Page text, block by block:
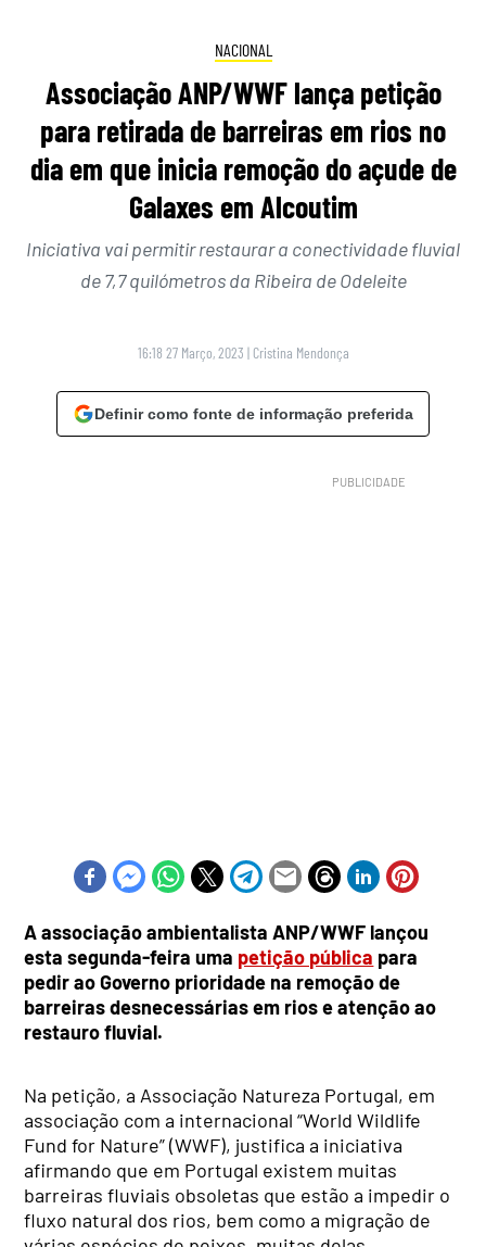
NACIONAL
Associação ANP/WWF lança petição
para retirada de barreiras em rios no
dia em que inicia remoção do açude de
Galaxes em Alcoutim
Iniciativa vai permitir restaurar a conectividade fluvial
de 7,7 quilómetros da Ribeira de Odeleite
16:18 27 Março, 2023 | Cristina Mendonça
Definir como fonte de informação preferida
A associação ambientalista ANP/WWF lançou
esta segunda-feira uma petição pública para
pedir ao Governo prioridade na remoção de
barreiras desnecessárias em rios e atenção ao
restauro fluvial.
Na petição, a Associação Natureza Portugal, em
associação com a internacional “World Wildlife
Fund for Nature” (WWF), justifica a iniciativa
afirmando que em Portugal existem muitas
barreiras fluviais obsoletas que estão a impedir o
fluxo natural dos rios, bem como a migração de